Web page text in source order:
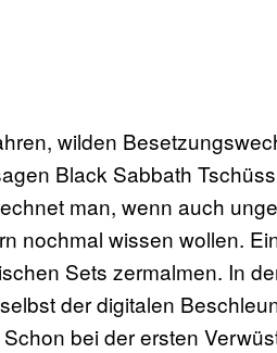
wilden
Black Sabbath
man, wenn auch
nochmal wissen wollen.
Sets zermalmen. In
der digitalen
bei der ersten